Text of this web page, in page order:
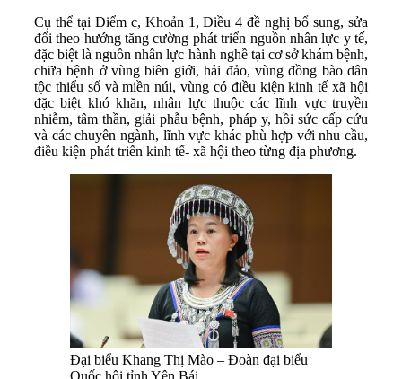
Cụ thể tại Điểm c, Khoản 1, Điều 4 đề nghị bổ sung, sửa
đổi theo hướng tăng cường phát triển nguồn nhân lực y tế,
đặc biệt là nguồn nhân lực hành nghề tại cơ sở khám bệnh,
chữa bệnh ở vùng biên giới, hải đảo, vùng đồng bào dân
tộc thiểu số và miền núi, vùng có điều kiện kinh tế xã hội
đặc biệt khó khăn, nhân lực thuộc các lĩnh vực truyền
nhiễm, tâm thần, giải phẫu bệnh, pháp y, hồi sức cấp cứu
và các chuyên ngành, lĩnh vực khác phù hợp với nhu cầu,
điều kiện phát triển kinh tế- xã hội theo từng địa phương.
Đại biểu Khang Thị Mào – Đoàn đại biểu
Quốc hội tỉnh Yên Bái